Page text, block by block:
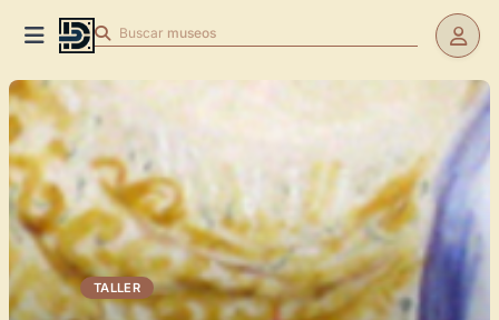
Buscar museos
TALLER